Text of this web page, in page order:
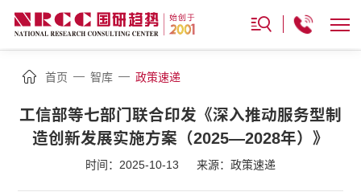
首页 — 智库 — 政策速递
工信部等七部门联合印发《深入推动服务型制
造创新发展实施方案（2025—2028年）》
时间：2025-10-13 来源：政策速递